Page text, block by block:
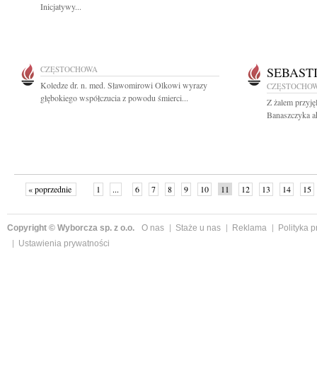
Inicjatywy...
CZĘSTOCHOWA
Koledze dr. n. med. Sławomirowi Olkowi wyrazy
głębokiego współczucia z powodu śmierci...
Z żalem
Banaszczyka
« poprzednie 1 ... 6 7 8 9 10 11 12 13 14 15
Copyright © Wyborcza sp. z o.o. O nas Staże u nas Reklama
Polityka
Ustawienia prywatności